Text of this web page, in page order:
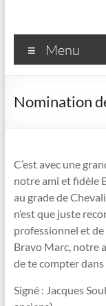
Menu
Nomination
C’est avec une
notre ami et fidèle
au grade de
n’est que juste
professionnel et
Bravo Marc, notre
de te compter dans
Signé : Jacques